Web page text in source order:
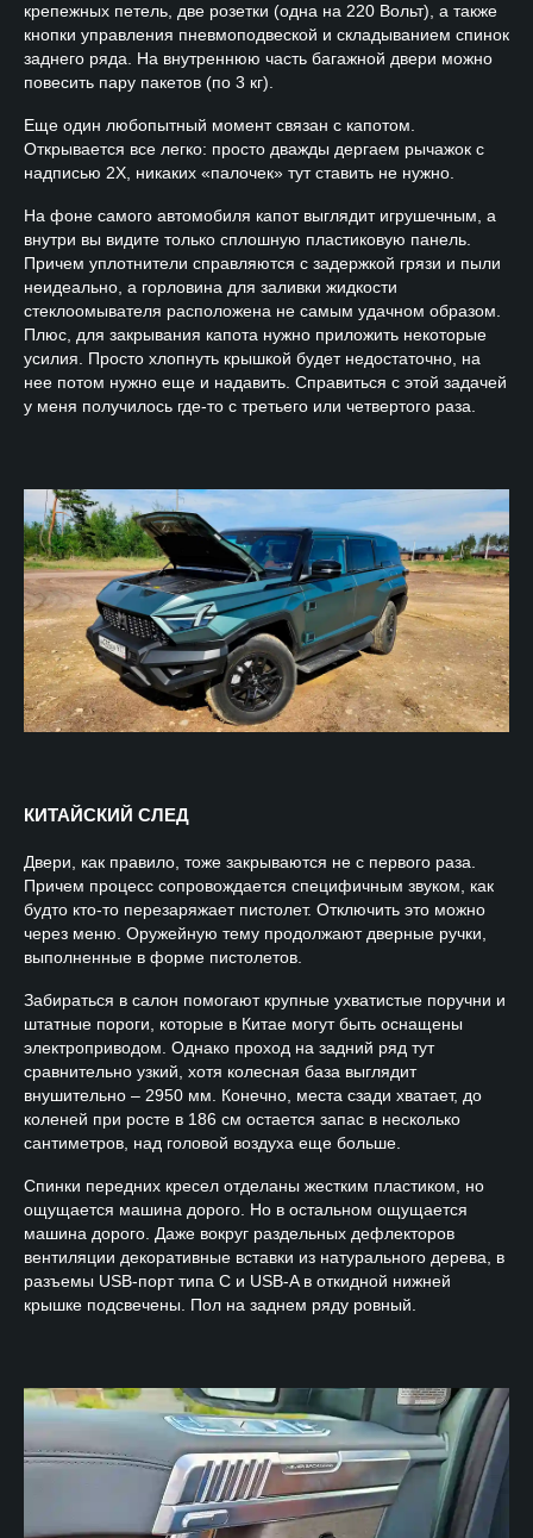
крепежных петель, две розетки (одна на 220 Вольт), а также
кнопки управления пневмоподвеской и складыванием спинок
заднего ряда. На внутреннюю часть багажной двери можно
повесить пару пакетов (по 3 кг).
Еще один любопытный момент связан с капотом.
Открывается все легко: просто дважды дергаем рычажок с
надписью 2Х, никаких «палочек» тут ставить не нужно.
На фоне самого автомобиля капот выглядит игрушечным, а
внутри вы видите только сплошную пластиковую панель.
Причем уплотнители справляются с задержкой грязи и пыли
неидеально, а горловина для заливки жидкости
стеклоомывателя расположена не самым удачном образом.
Плюс, для закрывания капота нужно приложить некоторые
усилия. Просто хлопнуть крышкой будет недостаточно, на
нее потом нужно еще и надавить. Справиться с этой задачей
у меня получилось где-то с третьего или четвертого раза.
КИТАЙСКИЙ СЛЕД
Двери, как правило, тоже закрываются не с первого раза.
Причем процесс сопровождается специфичным звуком, как
будто кто-то перезаряжает пистолет. Отключить это можно
через меню. Оружейную тему продолжают дверные ручки,
выполненные в форме пистолетов.
Забираться в салон помогают крупные ухватистые поручни и
штатные пороги, которые в Китае могут быть оснащены
электроприводом. Однако проход на задний ряд тут
сравнительно узкий, хотя колесная база выглядит
внушительно – 2950 мм. Конечно, места сзади хватает, до
коленей при росте в 186 см остается запас в несколько
сантиметров, над головой воздуха еще больше.
Спинки передних кресел отделаны жестким пластиком, но
ощущается машина дорого. Но в остальном ощущается
машина дорого. Даже вокруг раздельных дефлекторов
вентиляции декоративные вставки из натурального дерева, в
разъемы USB-порт типа С и USB-A в откидной нижней
крышке подсвечены. Пол на заднем ряду ровный.